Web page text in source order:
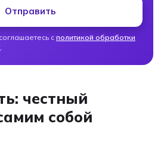
Отправить
с политикой обработки
честный
собой